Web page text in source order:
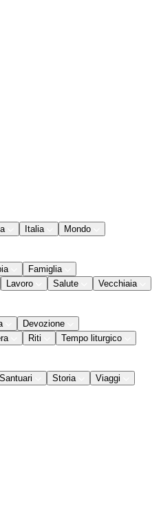
Italia
Mondo
Famiglia
Lavoro Salute
Vecchiaia
Devozione
Riti
Tempo liturgico
Santuari Storia Viaggi